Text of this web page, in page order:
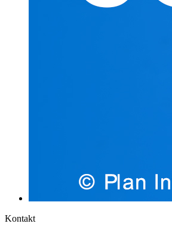
Kontakt